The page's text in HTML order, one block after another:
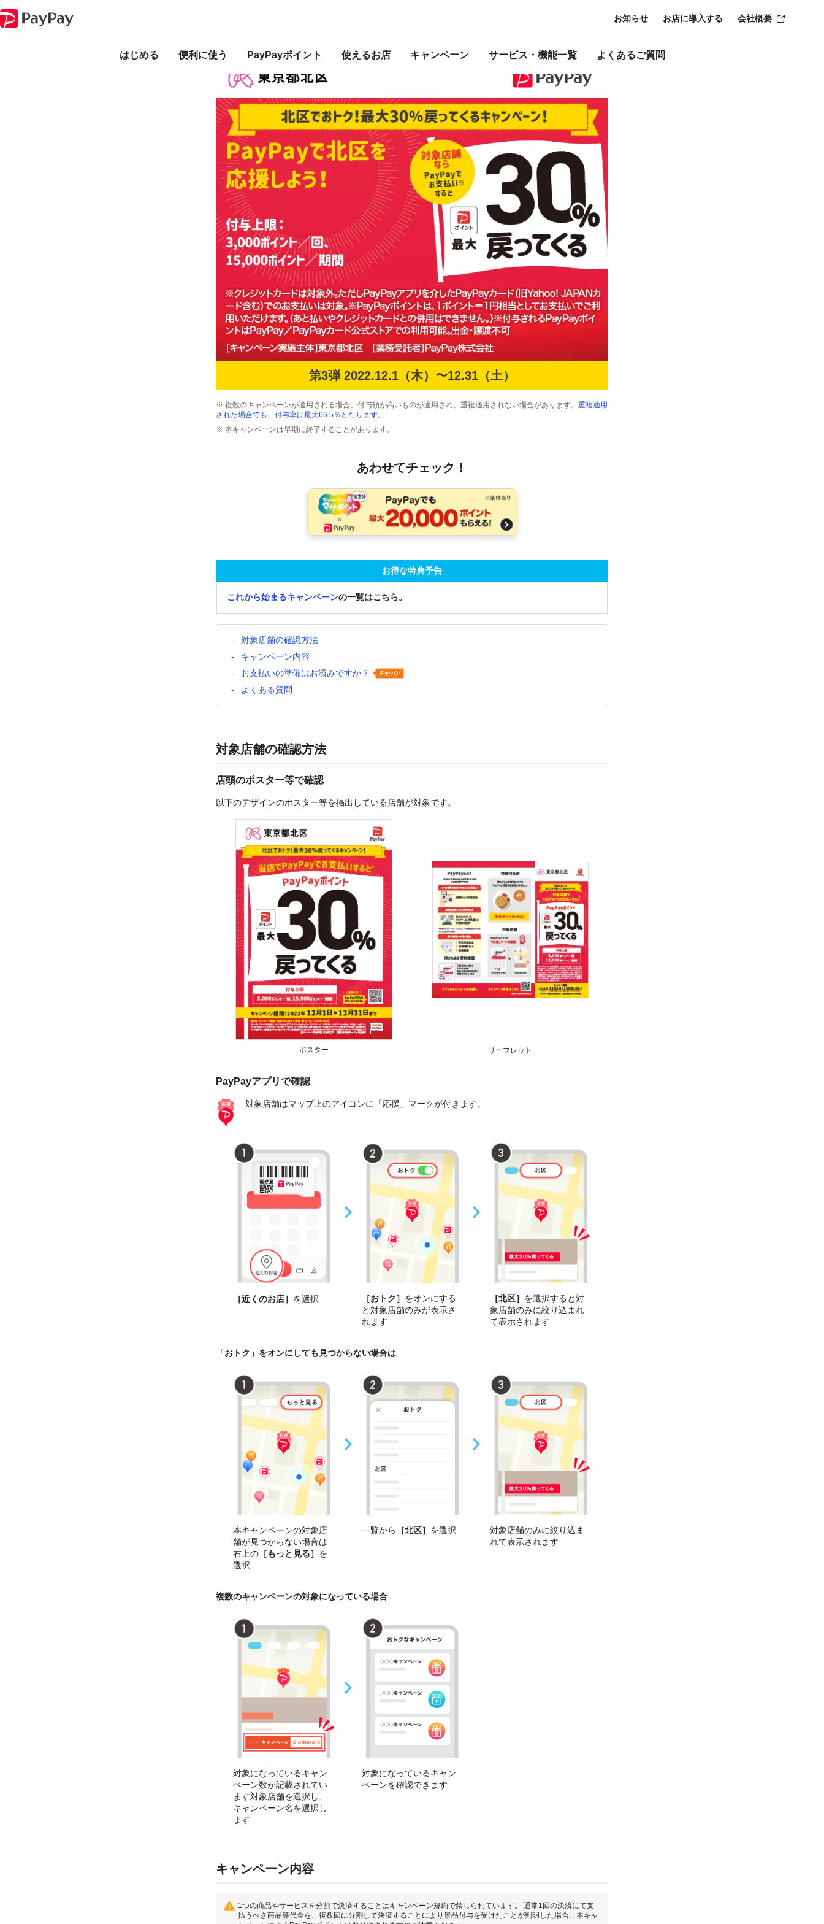
はじめる 便利に使う PayPayポイント 使えるお店 キャンペーン サービス・機能一覧 よくあるご質問
お知らせ お店に導入する 会社概要
のになります。開催中のキャンペーン一覧
第3弾 2022.12.1（木）〜12.31（土）
※ 複数のキャンペーンが適用される場合、付与額が高いものが適用され、重複適用されない場合があります。 重複適用
された場合でも、付与率は最大66.5％となります。
※ 本キャンペーンは早期に終了することがあります。
あわせてチェック！
お得な特典予告
これから始まるキャンペーンの一覧はこちら。
対象店舗の確認方法
キャンペーン内容
お支払いの準備はお済みですか？
よくある質問
対象店舗の確認方法
店頭のポスター等で確認
以下のデザインのポスター等を掲出している店舗が対象です。
ポスター リーフレット
PayPayアプリで確認
対象店舗はマップ上のアイコンに「応援」マークが付きます。
［近くのお店］ を選択 ［おトク］ をオンにする
と対象店舗のみが表示さ
れます
［北区］ を選択すると対
象店舗のみに絞り込まれ
て表示されます
「おトク」をオンにしても見つからない場合は
本キャンペーンの対象店
舗が見つからない場合は
右上の ［もっと見る］ を
選択
一覧から ［北区］ を選択
対象店舗のみに絞り込ま
れて表示されます
複数のキャンペーンの対象になっている場合
対象になっているキャン
ペーン数が記載されてい
ます対象店舗を選択し、
キャンペーン名を選択し
ます
対象になっているキャン
ペーンを確認できます
キャンペーン内容
1つの商品やサービスを分割で決済することはキャンペーン規約で禁じられています。 通常1回の決済にて支
払うべき商品等代金を、複数回に分割して決済することにより景品付与を受けたことが判明した場合、本キャ